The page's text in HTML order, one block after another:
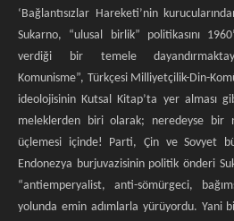
‘Bağlantısızlar Hareketi’nin
Sukarno, “ulusal birlik” politikasını
verdiği bir temele
Komunisme”, Türkçesi Milliyetçilik-Din-
ideolojisinin Kutsal Kitap’ta yer alması
meleklerden biri olarak; neredeyse bir
üçlemesi içinde! Parti, Çin ve Sovyet
Endonezya burjuvazisinin politik önderi
“antiemperyalist, anti-sömürgeci,
yolunda emin adımlarla yürüyordu. Yani